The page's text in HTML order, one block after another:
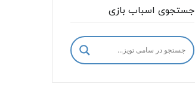
جستجوی اسباب بازی